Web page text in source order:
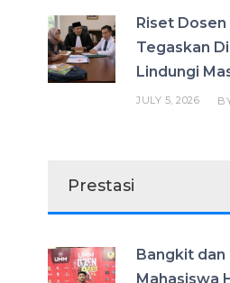
Riset
Tegaskan
Lindungi
JULY 5, 2026
Prestasi
Bangkit
Mahasiswa